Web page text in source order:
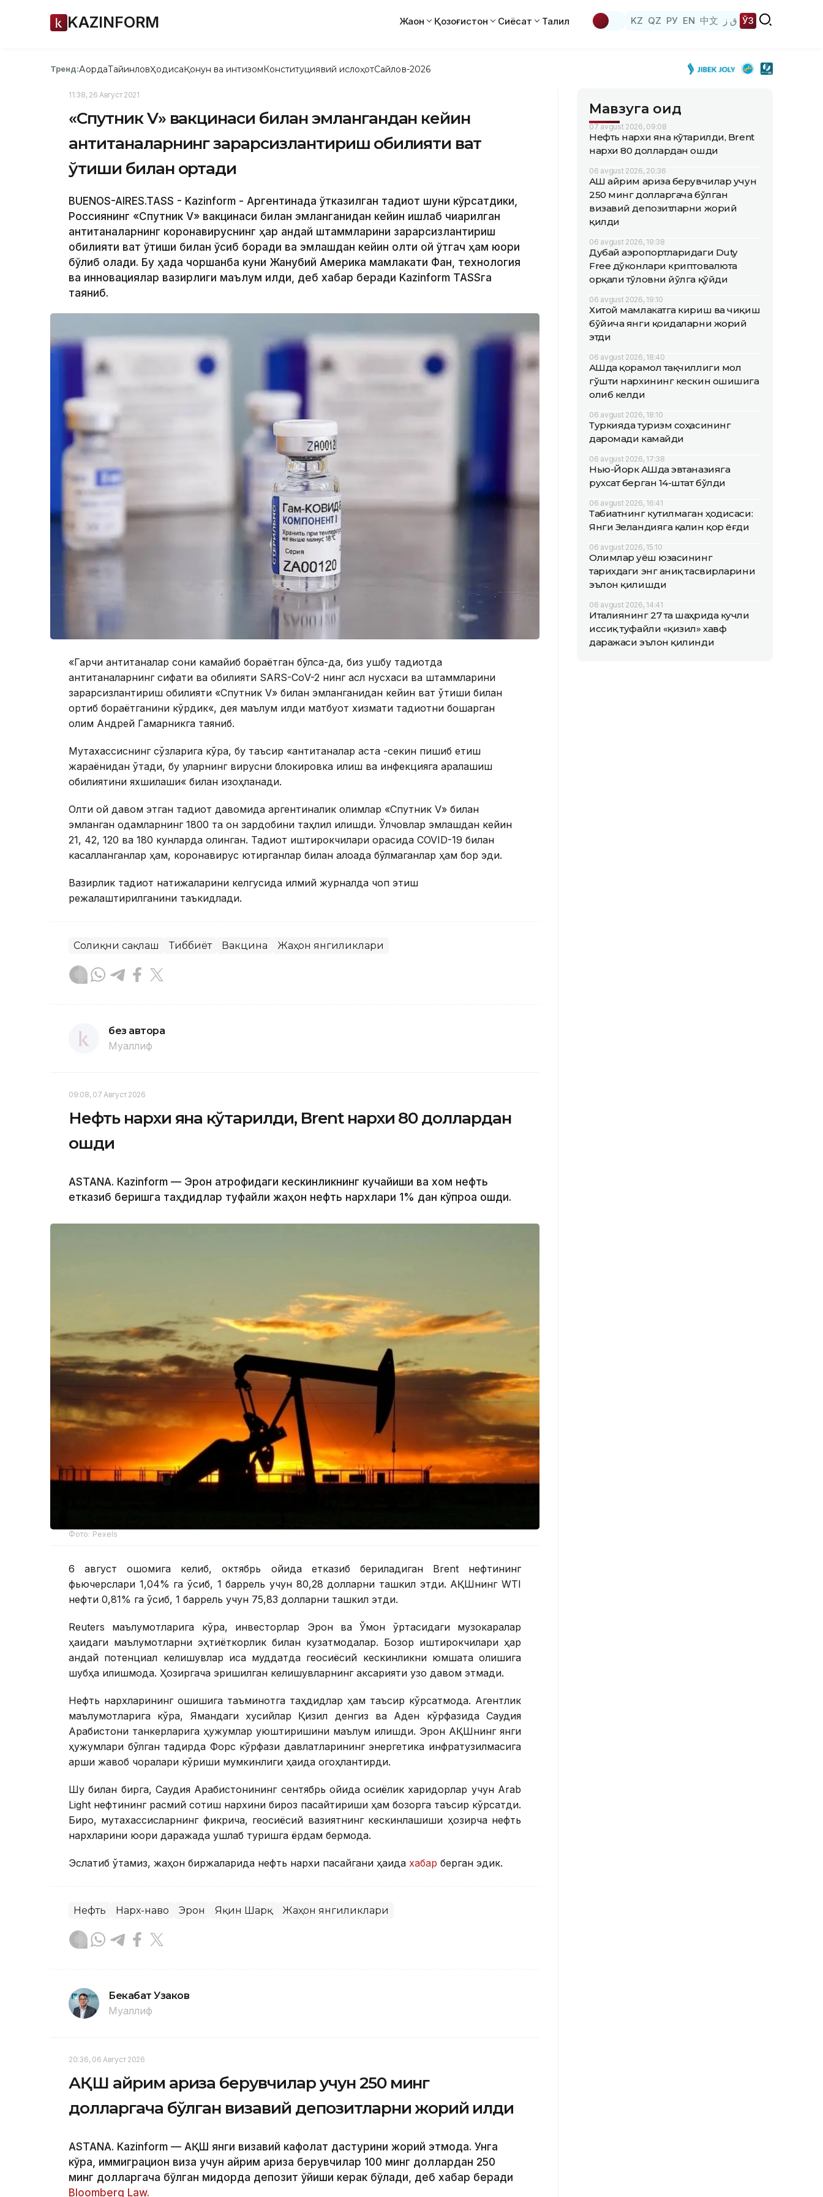
KAZINFORM Жаҳон Қозоғистон Сиёсат Таҳлил KZ QZ РУ EN 中文 ق ز ЎЗ
Тренд:АқордаТайинловҲодисаҚонун ва интизомКонституциявий ислоҳотСайлов-2026
11:38, 26 Август 2021
«Спутник V» вакцинаси билан эмлангандан кейин
антитаналарнинг зарарсизлантириш қобилияти вақт
ўтиши билан ортади
BUENOS-AIRES.TASS - Kazinform - Aргентинада ўтказилган тадқиқот шуни кўрсатдики,
Россиянинг «Спутник V» вакцинаси билан эмланганидан кейин ишлаб чиқарилган
антитаналарнинг коронавируснинг ҳар қандай штаммларини зарарсизлантириш
қобилияти вақт ўтиши билан ўсиб боради ва эмлашдан кейин олти ой ўтгач ҳам юқори
бўлиб қолади. Бу ҳақда чоршанба куни Жанубий Aмерика мамлакати Фан, технология
ва инновациялар вазирлиги маълум қилди, деб хабар беради Kazinform TASSга
таяниб.
«Гарчи антитаналар сони камайиб бораётган бўлса-да, биз ушбу тадқиқотда
антитаналарнинг сифати ва қобилияти SARS-CоV-2 нинг асл нусхаси ва штаммларини
зарарсизлантириш қобилияти «Спутник V» билан эмланганидан кейин вақт ўтиши билан
ортиб бораётганини кўрдик«, дея маълум қилди матбуот хизмати тадқиқотни бошқарган
олим Aндрей Гамарникга таяниб.
Мутахассиснинг сўзларига кўра, бу таъсир «антитаналар аста -секин пишиб етиш
жараёнидан ўтади, бу уларнинг вирусни блокировка қилиш ва инфекцияга аралашиш
қобилиятини яхшилаши« билан изоҳланади.
Олти ой давом этган тадқиқот давомида аргентиналик олимлар «Спутник V» билан
эмланган одамларнинг 1800 та қон зардобини таҳлил қилишди. Ўлчовлар эмлашдан кейин
21, 42, 120 ва 180 кунларда олинган. Тадқиқот иштирокчилари орасида COVID-19 билан
касалланганлар ҳам, коронавирус юқтирганлар билан алоқада бўлмаганлар ҳам бор эди.
Вазирлик тадқиқот натижаларини келгусида илмий журналда чоп этиш
режалаштирилганини таъкидлади.
Соғлиқни сақлаш Тиббиёт Вакцина Жаҳон янгиликлари
без автора
Муаллиф
09:08, 07 Август 2026
Нефть нархи яна кўтарилди, Brent нархи 80 доллардан
ошди
ASTANА. Кazinform — Эрон атрофидаги кескинликнинг кучайиши ва хом нефть
етказиб беришга таҳдидлар туфайли жаҳон нефть нархлари 1% дан кўпроққа ошди.
Фото: Pexels
6 август оқшомига келиб, октябрь ойида етказиб бериладиган Brent нефтининг
фьючерслари 1,04% га ўсиб, 1 баррель учун 80,28 долларни ташкил этди. АҚШнинг WTI
нефти 0,81% га ўсиб, 1 баррель учун 75,83 долларни ташкил этди.
Reuters маълумотларига кўра, инвесторлар Эрон ва Ўмон ўртасидаги музокаралар
ҳақидаги маълумотларни эҳтиёткорлик билан кузатмоқдалар. Бозор иштирокчилари ҳар
қандай потенциал келишувлар қисқа муддатда геосиёсий кескинликни юмшата олишига
шубҳа қилишмоқда. Ҳозиргача эришилган келишувларнинг аксарияти узоқ давом этмади.
Нефть нархларининг ошишига таъминотга таҳдидлар ҳам таъсир кўрсатмоқда. Агентлик
маълумотларига кўра, Ямандаги хусийлар Қизил денгиз ва Аден кўрфазида Саудия
Арабистони танкерларига ҳужумлар уюштиришини маълум қилишди. Эрон АҚШнинг янги
ҳужумлари бўлган тақдирда Форс кўрфази давлатларининг энергетика инфратузилмасига
қарши жавоб чоралари кўриши мумкинлиги ҳақида огоҳлантирди.
Шу билан бирга, Саудия Арабистонининг сентябрь ойида осиёлик харидорлар учун Arab
Light нефтининг расмий сотиш нархини бироз пасайтириши ҳам бозорга таъсир кўрсатди.
Бироқ, мутахассисларнинг фикрича, геосиёсий вазиятнинг кескинлашиши ҳозирча нефть
нархларини юқори даражада ушлаб туришга ёрдам бермоқда.
Эслатиб ўтамиз, жаҳон биржаларида нефть нархи пасайгани ҳақида хабар берган эдик.
Нефть Нарх-наво Эрон Яқин Шарқ Жаҳон янгиликлари
Бекабат Узаков
Муаллиф
20:36, 06 Август 2026
АҚШ айрим ариза берувчилар учун 250 минг
долларгача бўлган визавий депозитларни жорий қилди
ASTANA. Kazinform — АҚШ янги визавий кафолат дастурини жорий этмоқда. Унга
кўра, иммиграцион виза учун айрим ариза берувчилар 100 минг доллардан 250
минг долларгача бўлган миқдорда депозит қўйиши керак бўлади, деб хабар беради
Bloomberg Law.
Мавзуга оид
07 avgust 2026, 09:08
Нефть нархи яна кўтарилди, Brent
нархи 80 доллардан ошди
06 avgust 2026, 20:36
АҚШ айрим ариза берувчилар учун
250 минг долларгача бўлган
визавий депозитларни жорий
қилди
06 avgust 2026, 19:38
Дубай аэропортларидаги Duty
Free дўконлари криптовалюта
орқали тўловни йўлга қўйди
06 avgust 2026, 19:10
Хитой мамлакатга кириш ва чиқиш
бўйича янги қоидаларни жорий
этди
06 avgust 2026, 18:40
АҚШда қорамол тақчиллиги мол
гўшти нархининг кескин ошишига
олиб келди
06 avgust 2026, 18:10
Туркияда туризм соҳасининг
даромади камайди
06 avgust 2026, 17:38
Нью-Йорк АҚШда эвтаназияга
рухсат берган 14-штат бўлди
06 avgust 2026, 16:41
Табиатнинг кутилмаган ҳодисаси:
Янги Зеландияга қалин қор ёғди
06 avgust 2026, 15:10
Олимлар Қуёш юзасининг
тарихдаги энг аниқ тасвирларини
эълон қилишди
06 avgust 2026, 14:41
Италиянинг 27 та шаҳрида кучли
иссиқ туфайли «қизил» хавф
даражаси эълон қилинди